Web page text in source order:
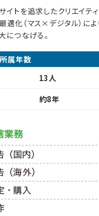
トを追求したクリエイティ
化（マス×デジタル）によ
につなげる。
属年数
13人
約8年